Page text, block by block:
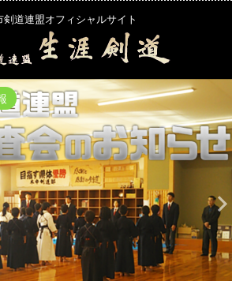
剣道連盟オフィシャルサイト